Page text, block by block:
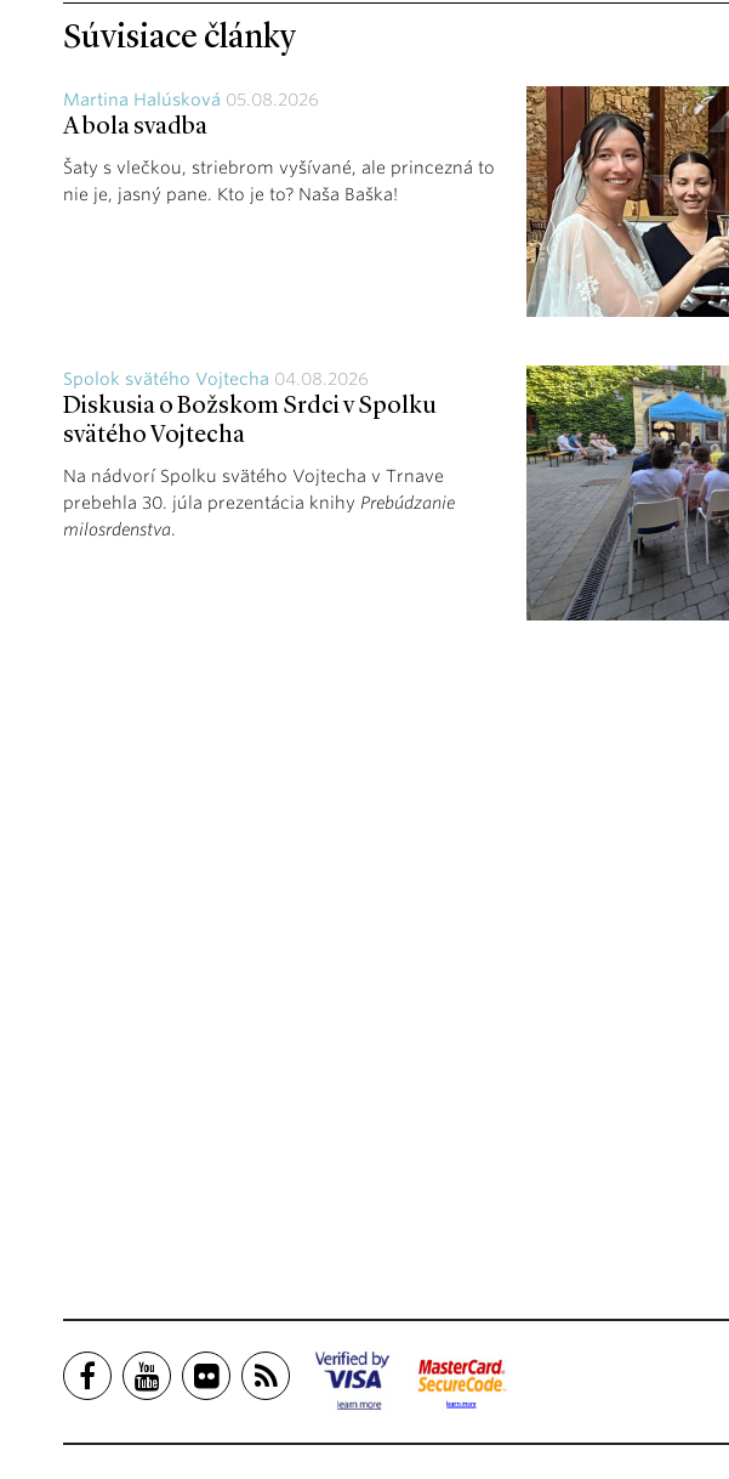
Súvisiace články
Martina Halúsková 05.08.2026
A bola svadba
Šaty s vlečkou, striebrom vyšívané, ale princezná to
nie je, jasný pane. Kto je to? Naša Baška!
Spolok svätého Vojtecha 04.08.2026
Diskusia o Božskom Srdci v Spolku
svätého Vojtecha
Na nádvorí Spolku svätého Vojtecha v Trnave
prebehla 30. júla prezentácia knihy Prebúdzanie
milosrdenstva.